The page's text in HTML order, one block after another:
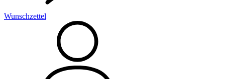
Wunschzettel